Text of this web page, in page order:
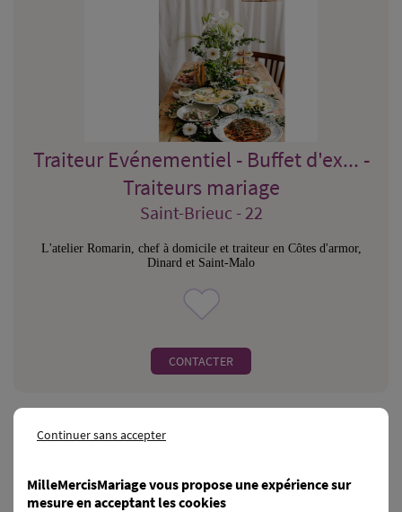
Traiteur Evénementiel - Buffet d'ex... -
Traiteurs mariage
Saint-Brieuc - 22
L'atelier Romarin, chef à domicile et traiteur en Côtes d'armor,
Dinard et Saint-Malo
CONTACTER
Continuer sans accepter
MilleMercisMariage vous propose une expérience sur
mesure en acceptant les cookies